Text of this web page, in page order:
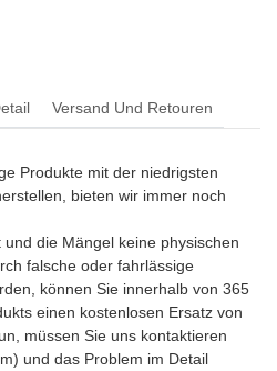
Versand Und Retouren
Produkte mit der niedrigsten
bieten wir immer noch
die Mängel keine physischen
falsche oder fahrlässige
können Sie innerhalb von 365
einen kostenlosen Ersatz von
müssen Sie uns kontaktieren
und das Problem im Detail